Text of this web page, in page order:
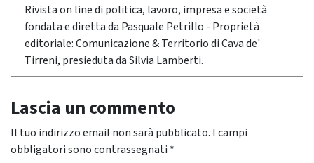
Rivista on line di politica, lavoro, impresa e società
fondata e diretta da Pasquale Petrillo - Proprietà
editoriale: Comunicazione & Territorio di Cava de'
Tirreni, presieduta da Silvia Lamberti.
Lascia un commento
Il tuo indirizzo email non sarà pubblicato. I campi
obbligatori sono contrassegnati *